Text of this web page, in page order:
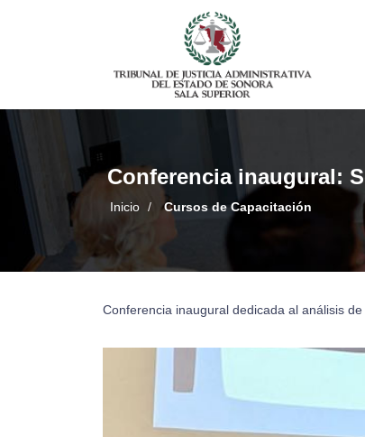
Conferencia inaugural:
Inicio / Cursos de Capacitación
Conferencia inaugural dedicada al análisis